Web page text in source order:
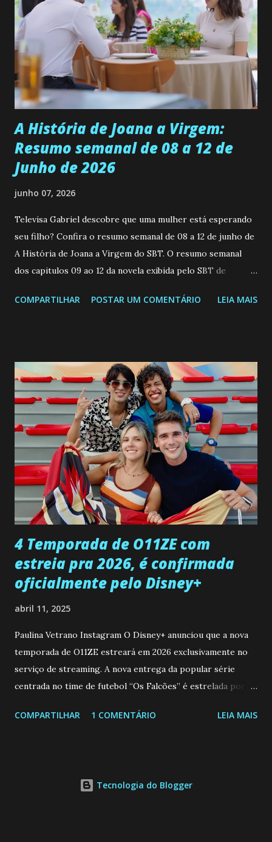
ser a primeira mulher da família a ingressar na
universidade. Ela tem uma personalidade muito alegre, é
muito madura para a idade, determinada, criativa e
empática. Detesta injustiças e é uma ótima amiga. Pode ser
teimosa e muito persistente quando decide fazer algo.
Durante um exame ginecológico, ela é inseminada por eng...
A História de Joana a Virgem:
Resumo semanal de 08 a 12 de
Junho de 2026
junho 07, 2026
Televisa Gabriel descobre que uma mulher está esperando
seu filho? Confira o resumo semanal de 08 a 12 de junho de
A História de Joana a Virgem do SBT. O resumo semanal
dos capitulos 09 ao 12 da novela exibida pelo SBT de
a Programação Semanal do SBT de 08/06/26 a 14/06/26
confessa a Gabriel que ele demonstrou ser o tipo de
pessoa que ela tanto desejou durante toda a vida. Camila
entra no quarto de Gabriel e imagina como seria o
encontro deles, quando conseguir seduzi-lo. Manuel avisa a
Paula sobre a suposta infidelidade de Gabriel com Joana.
Rogerio consegue se livrar de todas as suspeitas pelo
desaparecimento de Francisco, apontando que ele poderia
ter sido vítima da fúria de Gabriel. Artur informa a Gabriel
que a clínica inseminou por engano outra paciente, que está
...
COMPARTILHAR POSTAR UM COMENTÁRIO LEIA MAIS
4 Temporada de O11ZE com
estreia pra 2026, é confirmada
oficialmente pelo Disney+
abril 11, 2025
Paulina Vetrano Instagram O Disney+ anunciou que a nova
temporada de O11ZE estreará em 2026 exclusivamente no
serviço de streaming. A nova entrega da popular série
centrada no time de futebol “Os Falcões” é estrelada por
Brum (Dedé), que voltam a interpretar seus personagens
atleta Sergio “Kun” Agüero, além de outras figuras de
COMPARTILHAR 1 COMENTÁRIO LEIA MAIS
Tecnologia do Blogger